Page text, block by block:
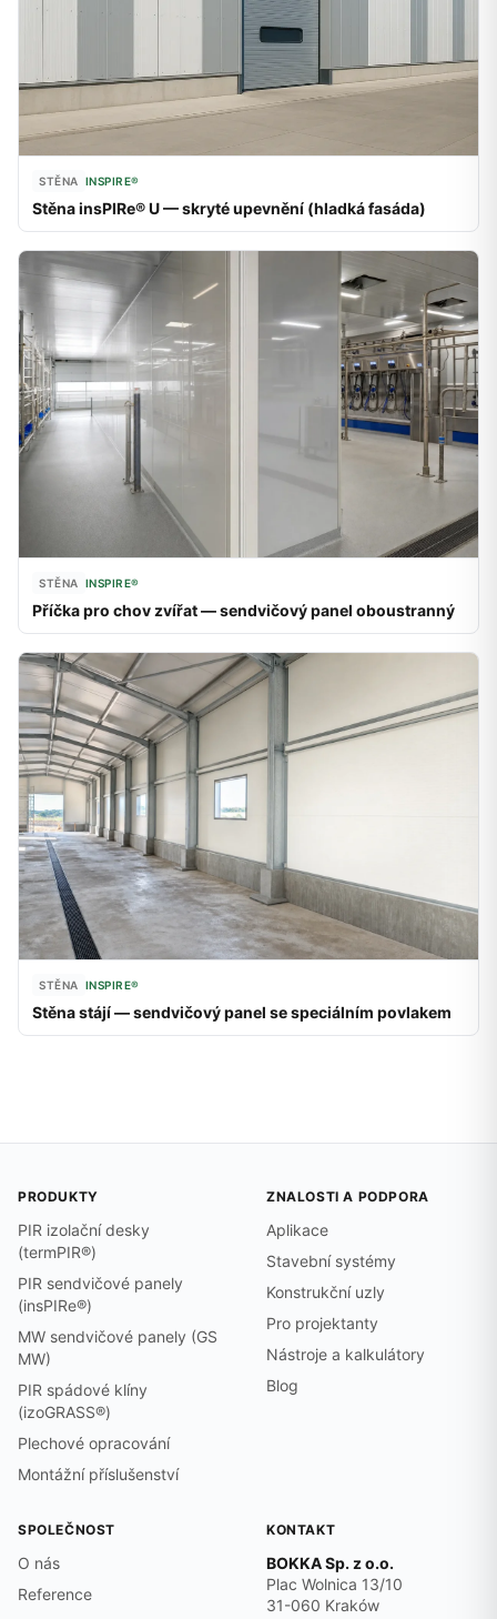
STĚNA INSPIRE®
Stěna insPIRe® U — skryté upevnění (hladká fasáda)
STĚNA INSPIRE®
Příčka pro chov zvířat — sendvičový panel oboustranný
STĚNA INSPIRE®
Stěna stájí — sendvičový panel se speciálním povlakem
PRODUKTY
PIR izolační desky
(termPIR®)
PIR sendvičové panely
(insPIRe®)
MW sendvičové panely (GS
MW)
PIR spádové klíny
(izoGRASS®)
Plechové opracování
Montážní příslušenství
ZNALOSTI A PODPORA
Aplikace
Stavební systémy
Konstrukční uzly
Pro projektanty
Nástroje a kalkulátory
Blog
SPOLEČNOST
O nás
Reference
KONTAKT
BOKKA Sp. z o.o.
Plac Wolnica 13/10
31-060 Kraków